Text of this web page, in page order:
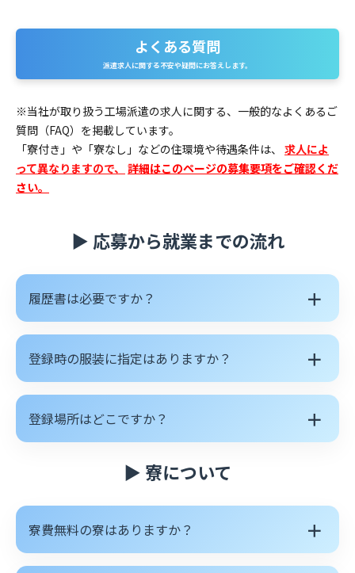
よくある質問
派遣求人に関する不安や疑問にお答えします。
※当社が取り扱う工場派遣の求人に関する、一般的なよくあるご
質問（FAQ）を掲載しています。
「寮付き」や「寮なし」などの住環境や待遇条件は、 求人によ
って異なりますので、 詳細はこのページの募集要項をご確認くだ
さい。
▶ 応募から就業までの流れ
履歴書は必要ですか？ ＋
登録時の服装に指定はありますか？ ＋
登録場所はどこですか？ ＋
▶ 寮について
寮費無料の寮はありますか？ ＋